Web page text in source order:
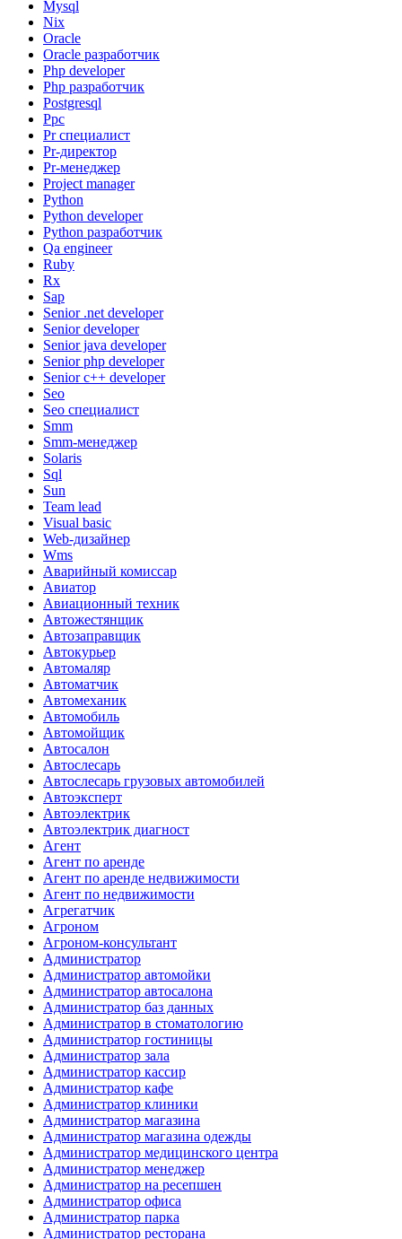
Mysql
Nix
Oracle
Oracle разработчик
Php developer
Php разработчик
Postgresql
Ppc
Pr специалист
Pr-директор
Pr-менеджер
Project manager
Python
Python developer
Python разработчик
Qa engineer
Ruby
Rx
Sap
Senior .net developer
Senior developer
Senior java developer
Senior php developer
Senior с++ developer
Seo
Seo специалист
Smm
Smm-менеджер
Solaris
Sql
Sun
Team lead
Visual basic
Web-дизайнер
Wms
Аварийный комиссар
Авиатор
Авиационный техник
Автожестянщик
Автозаправщик
Автокурьер
Автомаляр
Автоматчик
Автомеханик
Автомобиль
Автомойщик
Автосалон
Автослесарь
Автослесарь грузовых автомобилей
Автоэксперт
Автоэлектрик
Автоэлектрик диагност
Агент
Агент по аренде
Агент по аренде недвижимости
Агент по недвижимости
Агрегатчик
Агроном
Агроном-консультант
Администратор
Администратор автомойки
Администратор автосалона
Администратор баз данных
Администратор в стоматологию
Администратор гостиницы
Администратор зала
Администратор кассир
Администратор кафе
Администратор клиники
Администратор магазина
Администратор магазина одежды
Администратор медицинского центра
Администратор менеджер
Администратор на ресепшен
Администратор офиса
Администратор парка
Администратор ресторана